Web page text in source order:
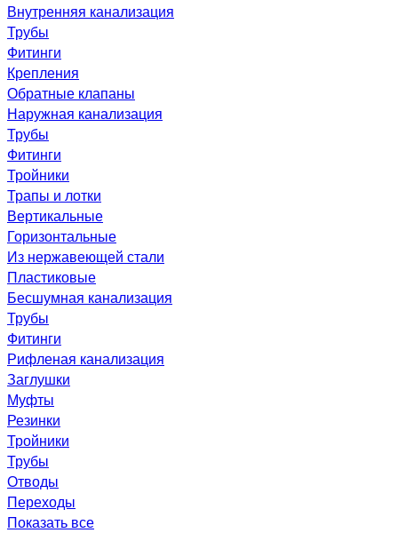
Внутренняя канализация
Трубы
Фитинги
Крепления
Обратные клапаны
Наружная канализация
Трубы
Фитинги
Тройники
Трапы и лотки
Вертикальные
Горизонтальные
Из нержавеющей стали
Пластиковые
Бесшумная канализация
Трубы
Фитинги
Рифленая канализация
Заглушки
Муфты
Резинки
Тройники
Трубы
Отводы
Переходы
Показать все